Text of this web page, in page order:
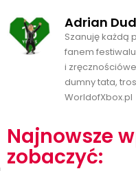
Adrian
Szanuję każdą
fanem
i
dumny tata,
WorldofXbox.pl
Najnowsze
zobaczyć: